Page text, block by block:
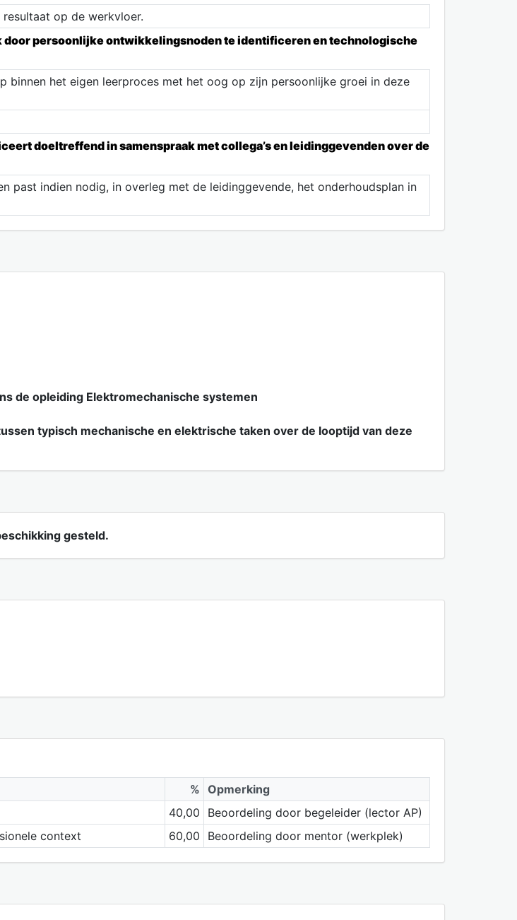
op de werkvloer.
persoonlijke ontwikkelingsnoden te identificeren en technologische
het eigen leerproces met het oog op zijn persoonlijke groei in deze
doeltreffend in samenspraak met collega’s en leidinggevenden over de
past indien nodig, in overleg met de leidinggevende, het onderhoudsplan in
de opleiding Elektromechanische systemen
typisch mechanische en elektrische taken over de looptijd van deze
gesteld.
% Opmerking
40,00
Beoordeling door begeleider (lector AP)
context 60,00 Beoordeling door mentor (werkplek)